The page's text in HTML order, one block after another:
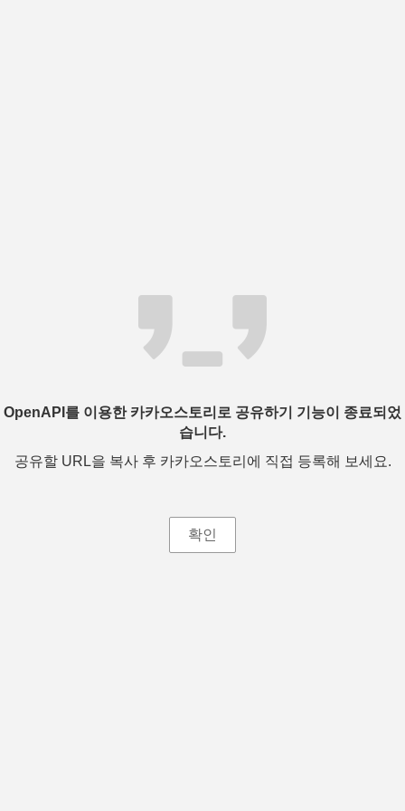
OpenAPI를 이용한 카카오스토리로 공유하기 기능이 종료되었
습니다.
공유할 URL을 복사 후 카카오스토리에 직접 등록해 보세요.
확인